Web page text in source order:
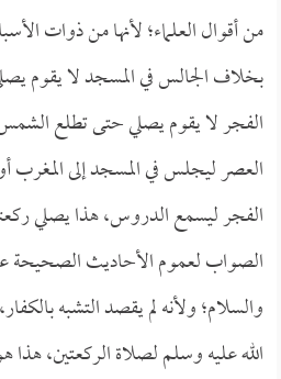
من أقوال العلماء؛ لأنها من ذوات
بخلاف الجالس في المسجد لا يقوم
الفجر لا يقوم يصلي حتى تطلع
العصر ليجلس في المسجد إلى
الفجر ليسمع الدروس، هذا يصلي
الصواب لعموم الأحاديث الصحيحة
والسلام؛ ولأنه لم يقصد التشبه
الله عليه وسلم لصلاة الركعتين،